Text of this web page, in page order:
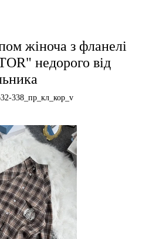
жіноча з фланелі
недорого від
338_пр_кл_кор_v